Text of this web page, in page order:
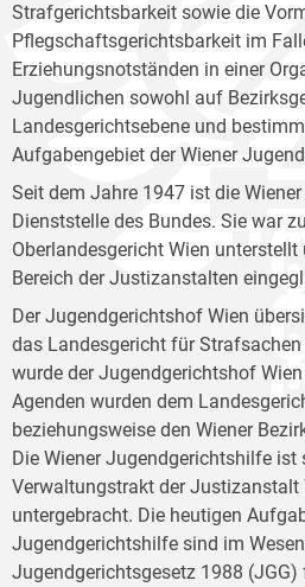
Strafgerichtsbarkeit sowie die
Pflegschaftsgerichtsbarkeit im
Erziehungsnotständen in einer
Jugendlichen sowohl auf
Landesgerichtsebene und
Aufgabengebiet der Wiener
Seit dem Jahre 1947 ist die
Dienststelle des Bundes. Sie war
Oberlandesgericht Wien
Bereich der Justizanstalten
Der Jugendgerichtshof Wien
das Landesgericht für
wurde der Jugendgerichtshof
Agenden wurden dem
beziehungsweise den Wiener
Die Wiener Jugendgerichtshilfe ist
Verwaltungstrakt der Justizanstalt
untergebracht. Die heutigen
Jugendgerichtshilfe sind im
Jugendgerichtsgesetz 1988 (JGG)